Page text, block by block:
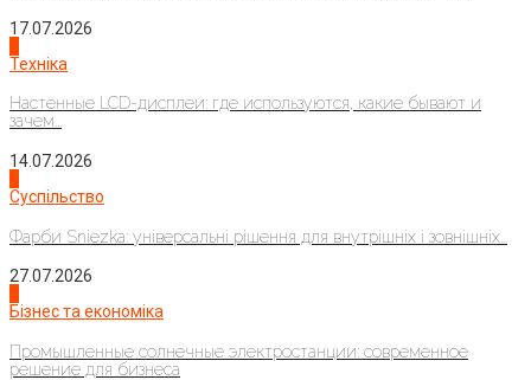
17.07.2026
Техніка
Настенные LCD-дисплеи: где используются, какие бывают и
зачем...
14.07.2026
Суспільство
Фарби Sniezka: універсальні рішення для внутрішніх і зовнішніх...
27.07.2026
Бізнес та економіка
Промышленные солнечные электростанции: современное
решение для бизнеса